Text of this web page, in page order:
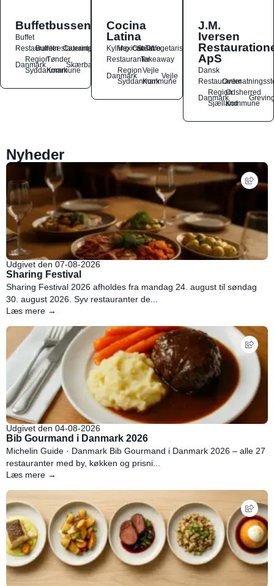
Buffetbussen
Buffet
Restauranter
Buffetrestauranter
Catering
Danmark
Region
Syddanmark
Tønder
Kommune
Skærbæk
Cocina
Latina
Kylling
Mexicansk
OstSalat
TacoVegetarisk
RestauranterTakeaway
Danmark
Region
Syddanmark
Vejle
Kommune
Vejle
J.M.
Iversen
ApS
Dansk
Restauranter
Danmark
Region
Sjælland
Odsherred
Kommune
Nyheder
Udgivet den 07-08-2026
Sharing Festival
Sharing Festival 2026 afholdes fra mandag 24. august til søndag
30. august 2026. Syv restauranter de...
Læs mere →
Udgivet den 04-08-2026
Bib Gourmand i Danmark 2026
Michelin Guide · Danmark Bib Gourmand i Danmark 2026 – alle 27
restauranter med by, køkken og prisni...
Læs mere →